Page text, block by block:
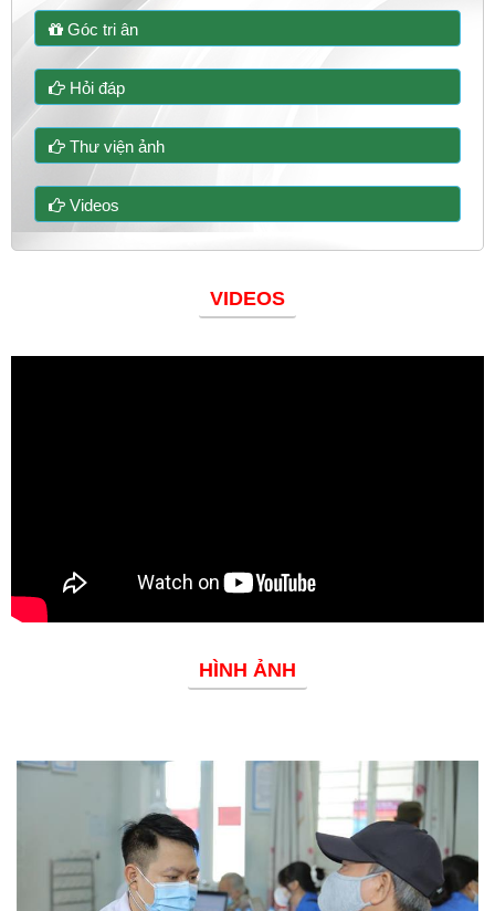
Góc tri ân
Hỏi đáp
Thư viện ảnh
Videos
VIDEOS
HÌNH ẢNH
Phòng chống dịch bệnh